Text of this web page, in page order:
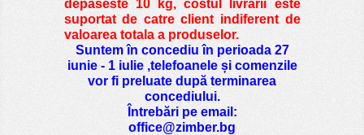
depaseste 10 kg, costul livrarii este
suportat de catre client indiferent de
valoarea totala a produselor.
Suntem în concediu în perioada 27
iunie - 1 iulie ,telefoanele și comenzile
vor fi preluate după terminarea
concediului.
Întrebări pe email:
office@zimber.bg